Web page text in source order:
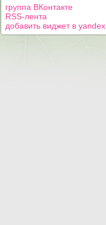
группа ВКонтакте
RSS-лента
добавить виджет в yandex